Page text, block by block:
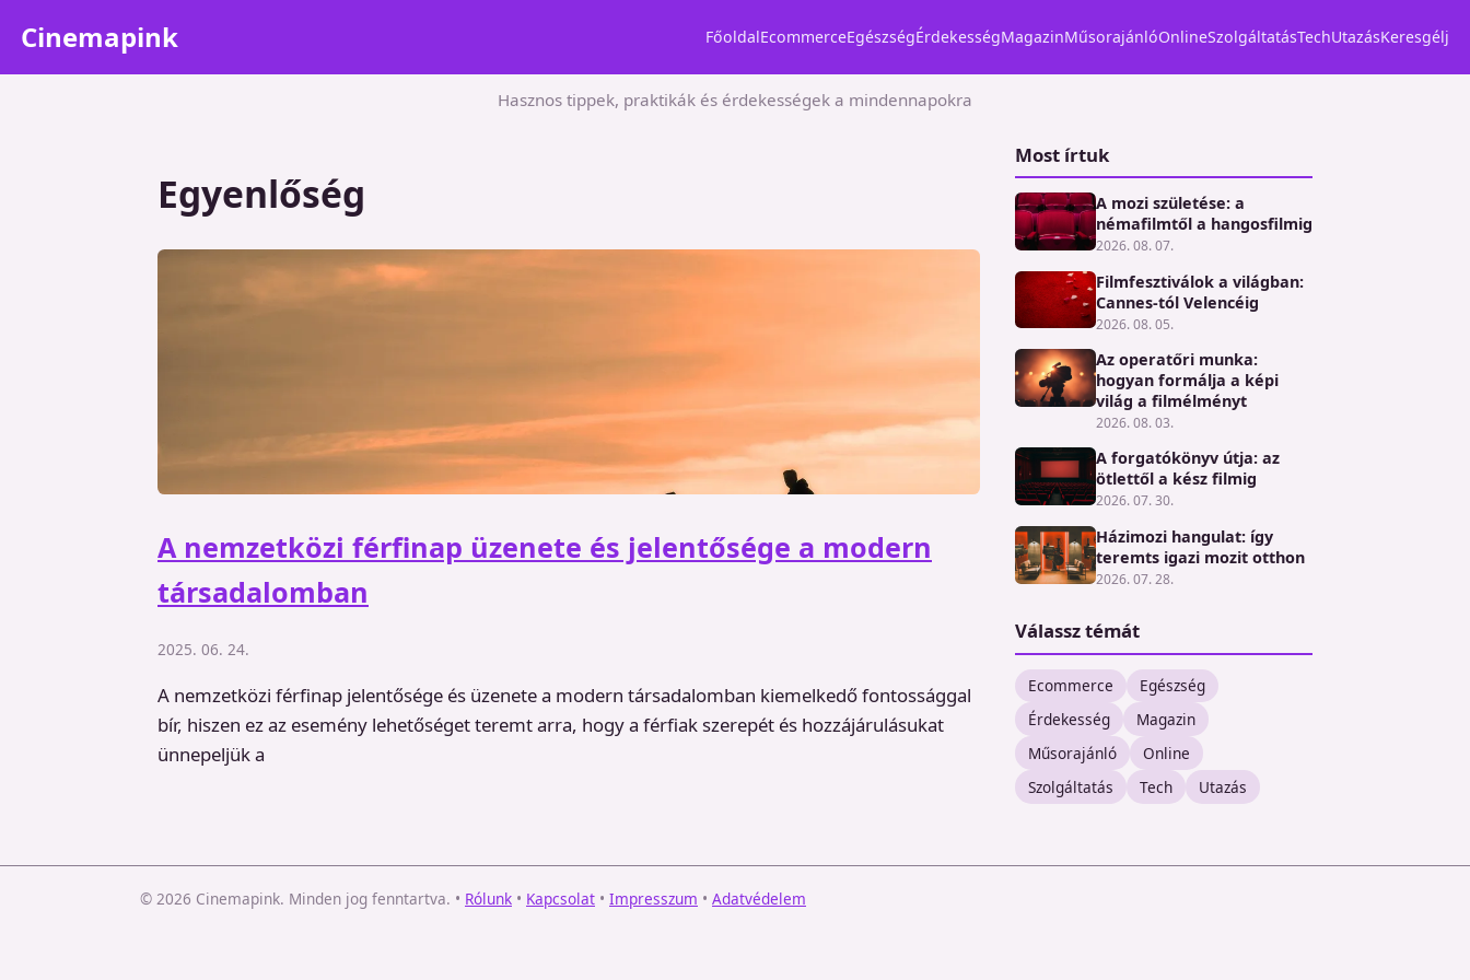
Cinemapink FőoldalEcommerceEgészségÉrdekességMagazinMűsorajánlóOnlineSzolgáltatásTechUtazásKeresgélj
Hasznos tippek, praktikák és érdekességek a mindennapokra
Egyenlőség
A nemzetközi férfinap üzenete és jelentősége a modern
társadalomban
2025. 06. 24.
A nemzetközi férfinap jelentősége és üzenete a modern társadalomban kiemelkedő fontossággal
bír, hiszen ez az esemény lehetőséget teremt arra, hogy a férfiak szerepét és hozzájárulásukat
ünnepeljük a
Most írtuk
A mozi születése: a
némafilmtől a hangosfilmig
2026. 08. 07.
Filmfesztiválok a világban:
Cannes-tól Velencéig
2026. 08. 05.
Az operatőri munka:
hogyan formálja a képi
világ a filmélményt
2026. 08. 03.
A forgatókönyv útja: az
ötlettől a kész filmig
2026. 07. 30.
Házimozi hangulat: így
teremts igazi mozit otthon
2026. 07. 28.
Válassz témát
Ecommerce
Egészség
Érdekesség
Magazin
Műsorajánló
Online
Szolgáltatás
Tech Utazás
© 2026 Cinemapink. Minden jog fenntartva. • Rólunk • Kapcsolat • Impresszum • Adatvédelem